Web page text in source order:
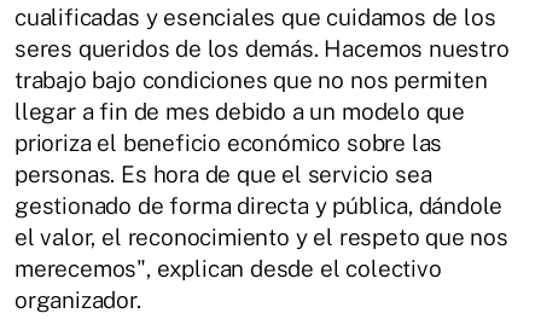
cualificadas y esenciales que cuidamos de los
seres queridos de los demás. Hacemos nuestro
trabajo bajo condiciones que no nos permiten
llegar a fin de mes debido a un modelo que
prioriza el beneficio económico sobre las
personas. Es hora de que el servicio sea
gestionado de forma directa y pública, dándole
el valor, el reconocimiento y el respeto que nos
merecemos", explican desde el colectivo
organizador.